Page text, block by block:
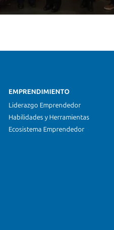
EMPRENDIMIENTO
Liderazgo Emprendedor
Habilidades y Herramientas
Ecosistema Emprendedor